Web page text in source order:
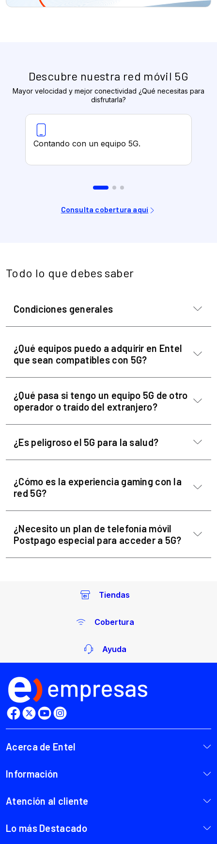
Descubre nuestra red móvil 5G
Mayor velocidad y mejor conectividad ¿Qué necesitas para
disfrutarla?
Todo lo que debes saber
Tiendas
Cobertura
Ayuda